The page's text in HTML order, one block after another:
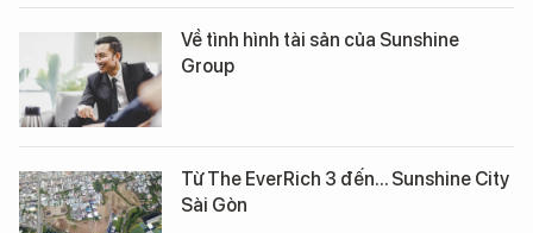
Về tình hình tài sản của Sunshine
Group
Từ The EverRich 3 đến... Sunshine City
Sài Gòn